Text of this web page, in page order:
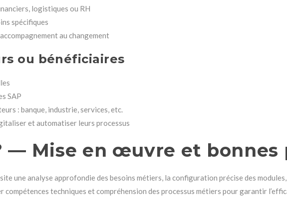
logistiques ou RH
spécifiques
au changement
ou bénéficiaires
SAP
: banque, industrie, services, etc.
et automatiser leurs processus
— Mise en œuvre et bonnes
une analyse approfondie des besoins métiers, la configuration précise des
techniques et compréhension des processus métiers pour garantir